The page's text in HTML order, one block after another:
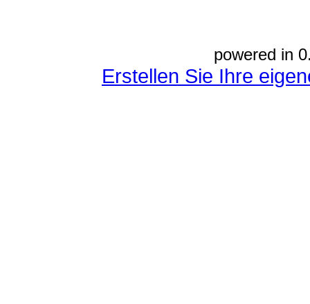
powered in
Erstellen Sie Ihre